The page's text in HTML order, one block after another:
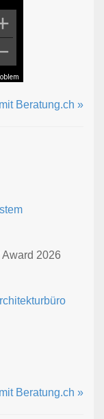
Beratung.ch »
2026
Beratung.ch »